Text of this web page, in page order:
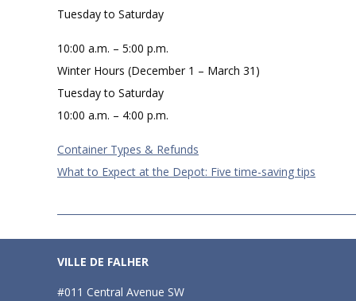
Tuesday to Saturday
10:00 a.m. – 5:00 p.m.
Winter Hours (December 1 – March 31)
Tuesday to Saturday
10:00 a.m. – 4:00 p.m.
Container Types & Refunds
What to Expect at the Depot: Five time-saving tips
06
VILLE DE FALHER
#011 Central Avenue SW